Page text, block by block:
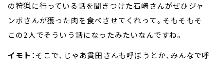
の狩猟に行っている話を聞きつけた石崎さんがぜひジャ
ンボさんが獲った肉を食べさせてくれって。そもそもそ
この2人でそういう話になったみたいなんですね。
イモト：そこで、じゃあ貫田さんも呼ぼうとか、みんなで呼